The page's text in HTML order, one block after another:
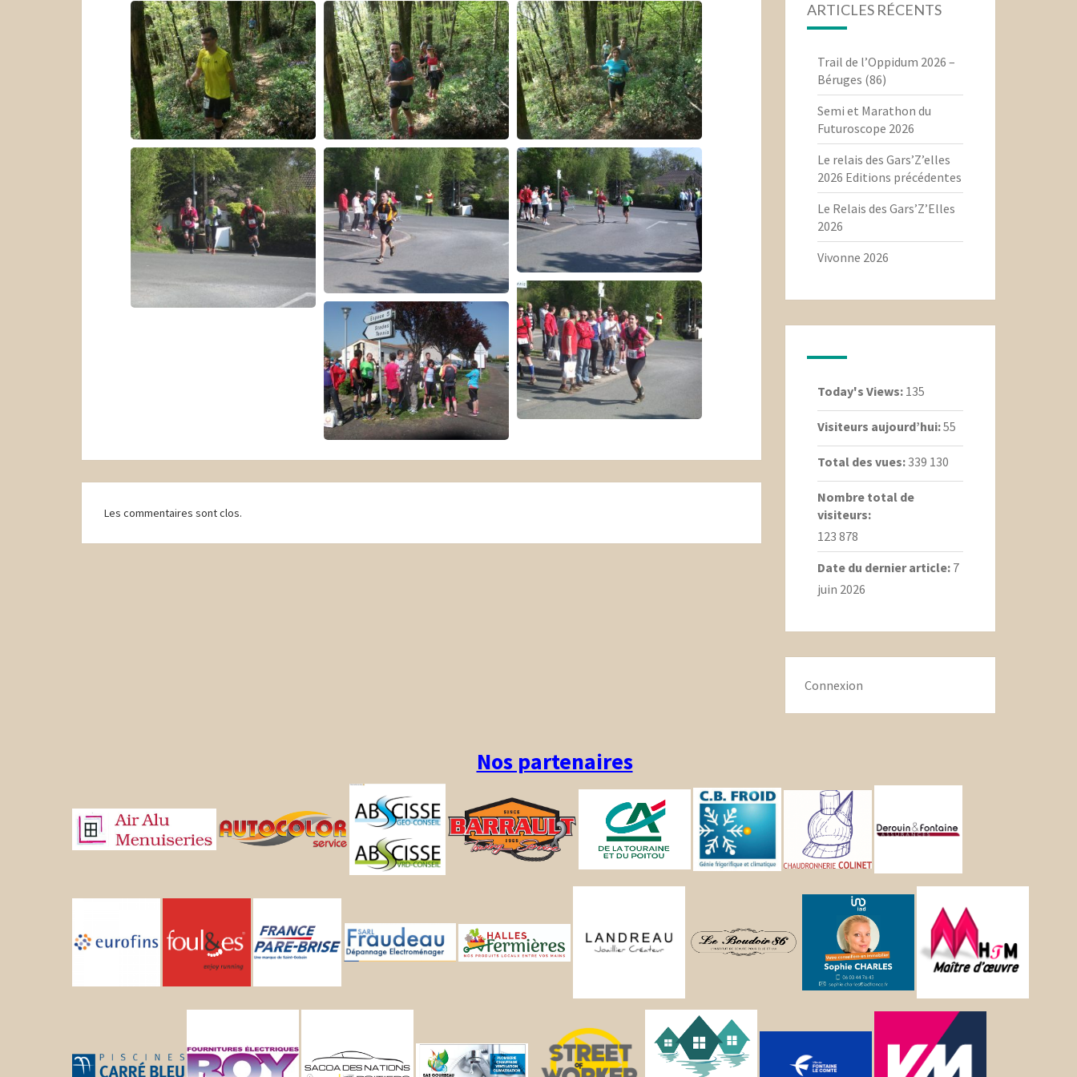
d'article
Les commentaires sont clos.
ARTICLES RÉCENTS
Trail de l’Oppidum 2026 –
Béruges (86)
Semi et Marathon du
Futuroscope 2026
Le relais des Gars’Z’elles
2026 Editions précédentes
Le Relais des Gars’Z’Elles
2026
Vivonne 2026
Today's Views: 135
Visiteurs aujourd’hui:55
Total des vues: 339 130
Nombre total de
visiteurs:
123 878
Date du dernier article: 7
juin 2026
Connexion
Nos partenaires